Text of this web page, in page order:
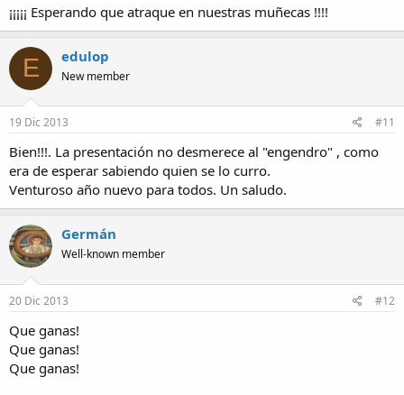
¡¡¡¡¡ Esperando que atraque en nuestras muñecas !!!!
E edulop
New member
19 Dic 2013 #11
Bien!!!. La presentación no desmerece al "engendro" , como
era de esperar sabiendo quien se lo curro.
Venturoso año nuevo para todos. Un saludo.
Germán
Well-known member
20 Dic 2013 #12
Que ganas!
Que ganas!
Que ganas!